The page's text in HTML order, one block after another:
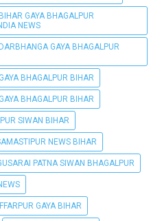
GAYA BHAGALPUR
NEWS
GAYA BHAGALPUR
BHAGALPUR BIHAR
BHAGALPUR BIHAR
SIWAN BIHAR
NEWS BIHAR
PATNA SIWAN BHAGALPUR
GAYA BIHAR